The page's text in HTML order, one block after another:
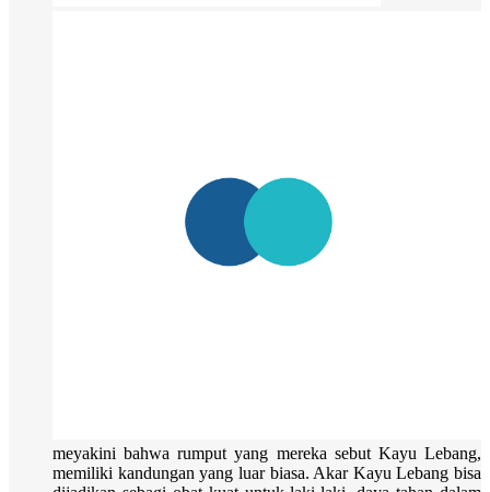
meyakini bahwa rumput yang mereka sebut Kayu Lebang,
memiliki kandungan yang luar biasa. Akar Kayu Lebang bisa